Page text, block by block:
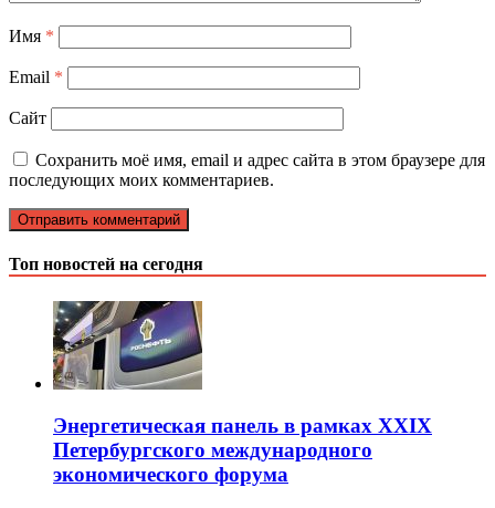
Имя *
Email *
Сайт
Сохранить моё имя, email и адрес сайта в этом браузере для
последующих моих комментариев.
Топ новостей на сегодня
Энергетическая панель в рамках XXIX
Петербургского международного
экономического форума